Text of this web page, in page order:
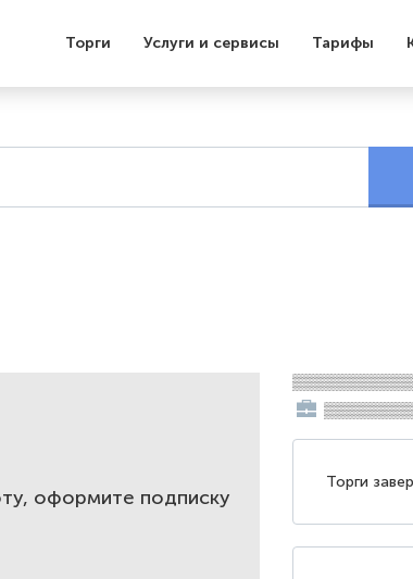
Торги Услуги и сервисы Тарифы
оформите подписку
Торги